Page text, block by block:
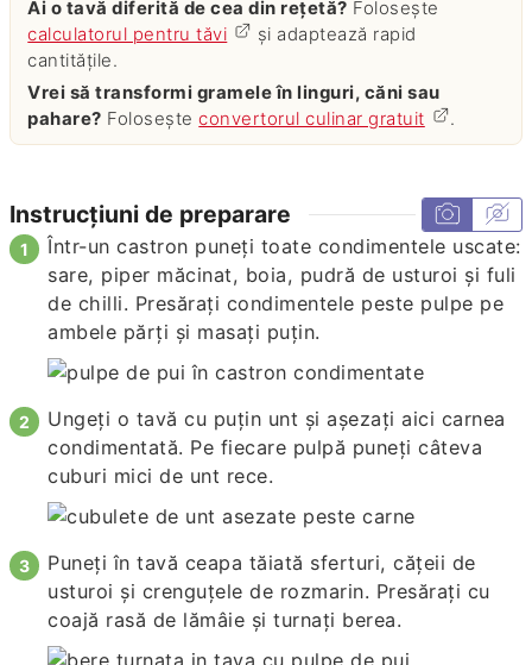
Ai o tavă diferită de cea din rețetă? Folosește
calculatorul pentru tăvi
și adaptează rapid
cantitățile.
Vrei să transformi gramele în linguri, căni sau
pahare? Foloseșteconvertorul culinar gratuit .
Instrucțiuni de preparare
Într-un castron puneți toate condimentele uscate:
sare, piper măcinat, boia, pudră de usturoi și fuli
de chilli. Presărați condimentele peste pulpe pe
ambele părți și masați puțin.
Ungeți o tavă cu puțin unt și așezați aici carnea
condimentată. Pe fiecare pulpă puneți câteva
cuburi mici de unt rece.
Puneți în tavă ceapa tăiată sferturi, cățeii de
usturoi și crenguțele de rozmarin. Presărați cu
coajă rasă de lămâie și turnați berea.